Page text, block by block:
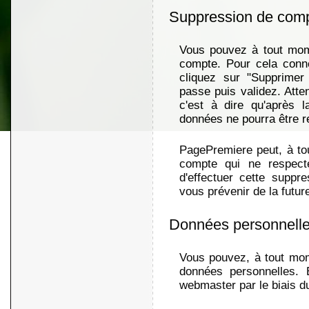
Suppression de
Vous pouvez à tout
compte. Pour cela
cliquez sur
passe puis validez.
c'est à dire qu'après
données ne pourra être
PagePremiere peut, à
compte qui ne
d'effectuer cette
vous prévenir de la
Données
Vous pouvez, à tout
données
webmaster par le biais